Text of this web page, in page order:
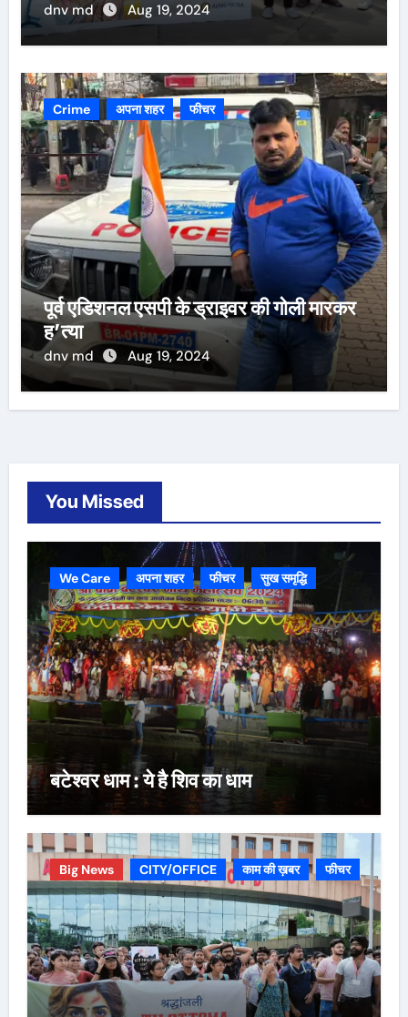
dnv md Aug 19, 2024
Crime अपना शहर फीचर
पूर्व एडिशनल एसपी के ड्राइवर की गोली मारकर
ह’त्या
dnv md Aug 19, 2024
You Missed
We Care अपना शहर फीचर सुख समृद्धि
बटेश्वर धाम : ये है शिव का धाम
Big News CITY/OFFICE काम की ख़बर फीचर